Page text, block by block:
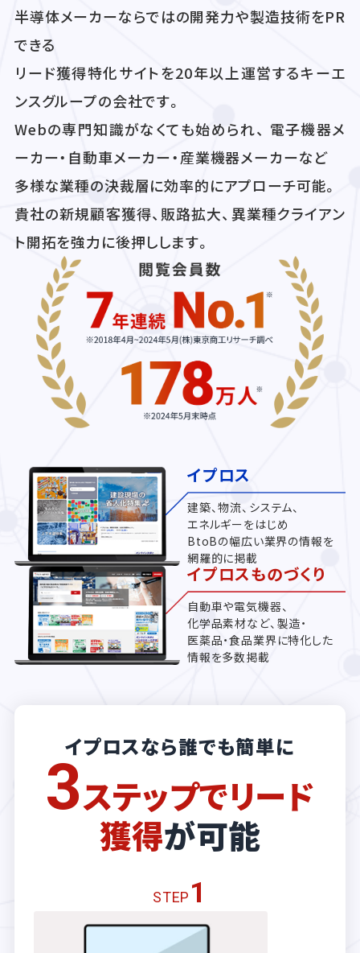
半導体メーカーならではの開発力や製造技術をPR
できる
リード獲得特化サイトを20年以上運営するキーエ
ンスグループの会社です。
Webの専門知識がなくても始められ、 電子機器メ
ーカー・自動車メーカー・産業機器メーカーなど
多様な業種の決裁層に効率的にアプローチ可能。
貴社の新規顧客獲得、販路拡大、異業種クライアン
ト開拓を強力に後押しします。
イプロス
建築、物流、システム、
エネルギーをはじめ
BtoBの幅広い業界の情報を
網羅的に掲載
イプロスものづくり
自動車や電気機器、
化学品素材など、製造・
医薬品・食品業界に特化した
情報を多数掲載
イプロスなら誰でも簡単に
3ステップでリード
獲得が可能
STEP 1